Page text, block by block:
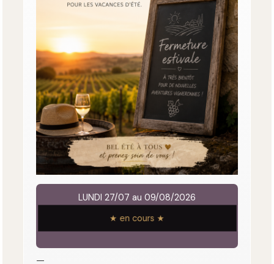
LUNDI 27/07 au 09/08/2026
★ en cours ★
—